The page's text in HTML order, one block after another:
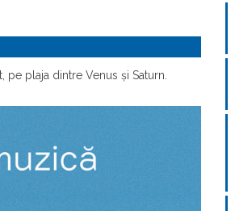
plaja dintre Venus și Saturn.